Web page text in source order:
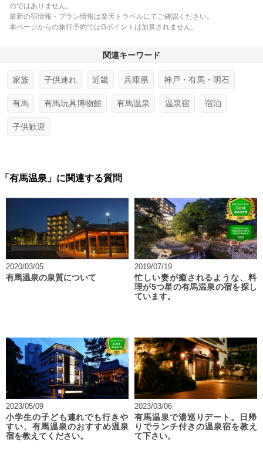
のではありません。
最新の宿情報・プラン情報は楽天トラベルにてご確認ください。
本ページからの旅行予約ではGポイントは加算されません。
関連キーワード
家族 子供連れ 近畿 兵庫県 神戸・有馬・明石
有馬 有馬玩具博物館 有馬温泉 温泉宿 宿泊
子供歓迎
「有馬温泉」に関連する質問
2020/03/05
有馬温泉の泉質について
2019/07/19
忙しい妻が癒されるような、料
理が5つ星の有馬温泉の宿を探し
ています。
2023/05/09
小学生の子ども連れでも行きや
すい、有馬温泉のおすすめ温泉
宿を教えてください。
2023/03/06
有馬温泉で湯巡りデート。日帰
りでランチ付きの温泉宿を教え
て下さい。